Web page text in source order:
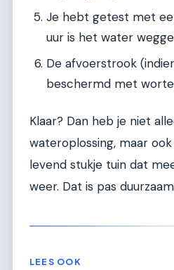
Je hebt getest met
uur is het water
De afvoerstrook
beschermd met
Klaar? Dan heb je niet
wateroplossing, maar
levend stukje tuin dat
weer. Dat is pas
LEES OOK